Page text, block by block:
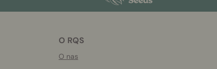
O RQS
O nas